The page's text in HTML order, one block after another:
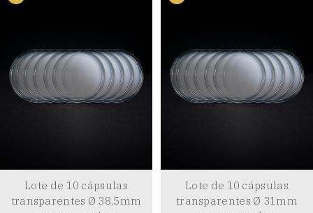
Lote de 10 cápsulas
transparentes Ø 38,5mm
Lote de 10 cápsulas
transparentes Ø 31mm